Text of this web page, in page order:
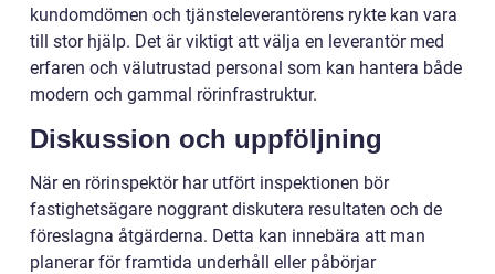
kundomdömen och tjänsteleverantörens rykte kan vara
till stor hjälp. Det är viktigt att välja en leverantör med
erfaren och välutrustad personal som kan hantera både
modern och gammal rörinfrastruktur.
Diskussion och uppföljning
När en rörinspektör har utfört inspektionen bör
fastighetsägare noggrant diskutera resultaten och de
föreslagna åtgärderna. Detta kan innebära att man
planerar för framtida underhåll eller påbörjar